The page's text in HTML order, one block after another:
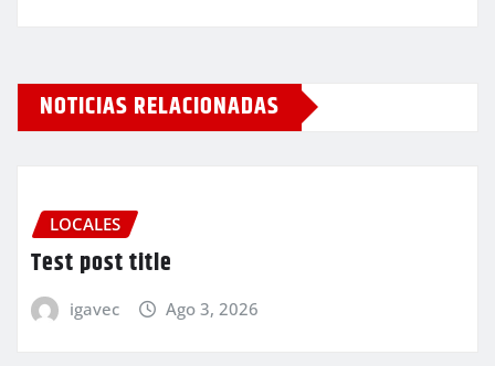
NOTICIAS RELACIONADAS
LOCALES
Test post title
igavec Ago 3, 2026